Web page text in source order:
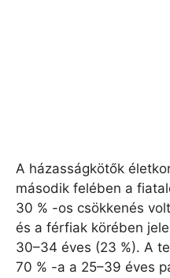
A házasságkötők
második felében a
30 % -os csökkenés
és a férfiak körében
30–34 éves (23 %). A
70 % -a a 25–39 éves